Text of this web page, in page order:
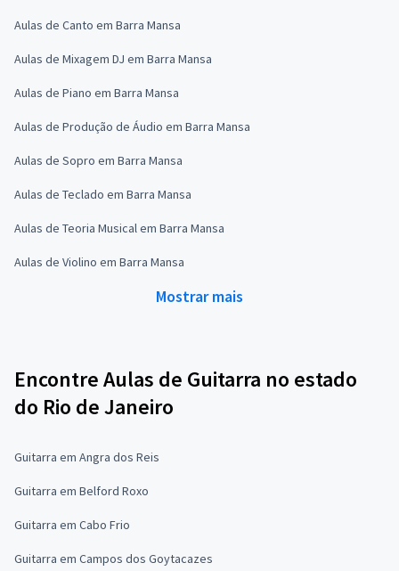
Aulas de Canto em Barra Mansa
Aulas de Mixagem DJ em Barra Mansa
Aulas de Piano em Barra Mansa
Aulas de Produção de Áudio em Barra Mansa
Aulas de Sopro em Barra Mansa
Aulas de Teclado em Barra Mansa
Aulas de Teoria Musical em Barra Mansa
Aulas de Violino em Barra Mansa
Mostrar mais
Encontre Aulas de Guitarra no estado
do Rio de Janeiro
Guitarra em Angra dos Reis
Guitarra em Belford Roxo
Guitarra em Cabo Frio
Guitarra em Campos dos Goytacazes